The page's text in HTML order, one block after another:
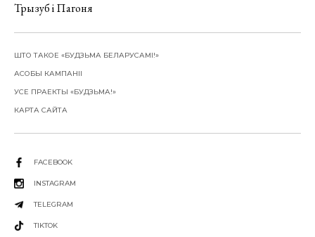
Трызуб і Пагоня
ШТО ТАКОЕ «БУДЗЬМА БЕЛАРУСАМІ!»
АСОБЫ КАМПАНІІ
УСЕ ПРАЕКТЫ «БУДЗЬМА!»
КАРТА САЙТА
FACEBOOK
INSTAGRAM
TELEGRAM
TIKTOK